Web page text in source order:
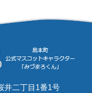
井二丁目1番1号